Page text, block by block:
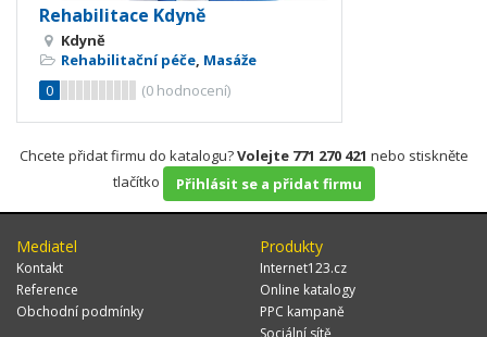
Rehabilitace Kdyně
Kdyně
Rehabilitační péče, Masáže
0
(0 hodnocení)
Chcete přidat firmu do katalogu?Volejte 771 270 421 nebo stiskněte
tlačítko
Přihlásit se a přidat firmu
Mediatel
Kontakt
Reference
Obchodní podmínky
Produkty
Internet123.cz
Online katalogy
PPC kampaně
Sociální sítě